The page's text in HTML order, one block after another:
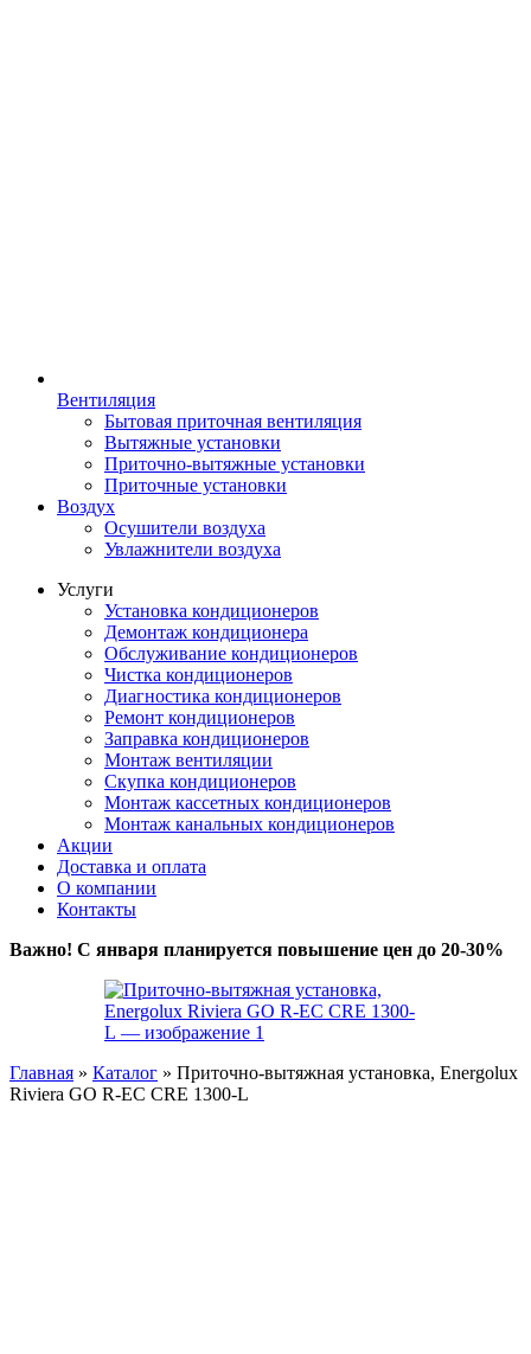
Вентиляция
Бытовая приточная вентиляция
Вытяжные установки
Приточно-вытяжные установки
Приточные установки
Воздух
Осушители воздуха
Увлажнители воздуха
Услуги
Установка кондиционеров
Демонтаж кондиционера
Обслуживание кондиционеров
Чистка кондиционеров
Диагностика кондиционеров
Ремонт кондиционеров
Заправка кондиционеров
Монтаж вентиляции
Скупка кондиционеров
Монтаж кассетных кондиционеров
Монтаж канальных кондиционеров
Акции
Доставка и оплата
О компании
Контакты
Важно! С января планируется повышение цен до 20-30%
Главная » Каталог » Приточно-вытяжная установка, Energolux
Riviera GO R-EC СRE 1300-L